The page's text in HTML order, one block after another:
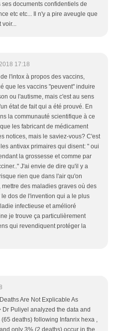
documents confidentiels de
etc etc... Il n'y a pire aveugle que
voir...
17:18
l'intox à propos des vaccins,
que les vaccins "peuvent" induire
ou l'autisme, mais c'est au sens
état de fait qui a été prouvé. En
la communauté scientifique à ce
les fabricant de médicament
notices, mais le saviez-vous? C'est
antivax primaires qui disent: " oui
la grossesse et comme par
J'ai envie de dire qu'il y a
rien que dans l'air qu'on
des maladies graves où des
dos de l'invention qui a le plus
infectieuse et amélioré
je trouve ça particulièrement
qui revendiquent protéger la
Are Not Explicable As
Puliyel analyzed the data and
deaths) following Infanrix hexa ,
only 3% (2 deaths) occur in the